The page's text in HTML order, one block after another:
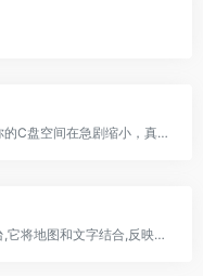
进入网站直接开始下载，你会发现你的C盘空间在急剧缩小，真的很恐怖！如果你强行关掉网页，已下载的图片还会继续留在C盘，你可以通过网站上的Stop the madness!清除图片，也可以用浏览器清除缓存的方法
观沧海是⼀个知识地图制作分享平台,它将地图和文字结合,反映中国历史、军事、地理、文化等方面的知识,向用户提供地图协作分享服务。